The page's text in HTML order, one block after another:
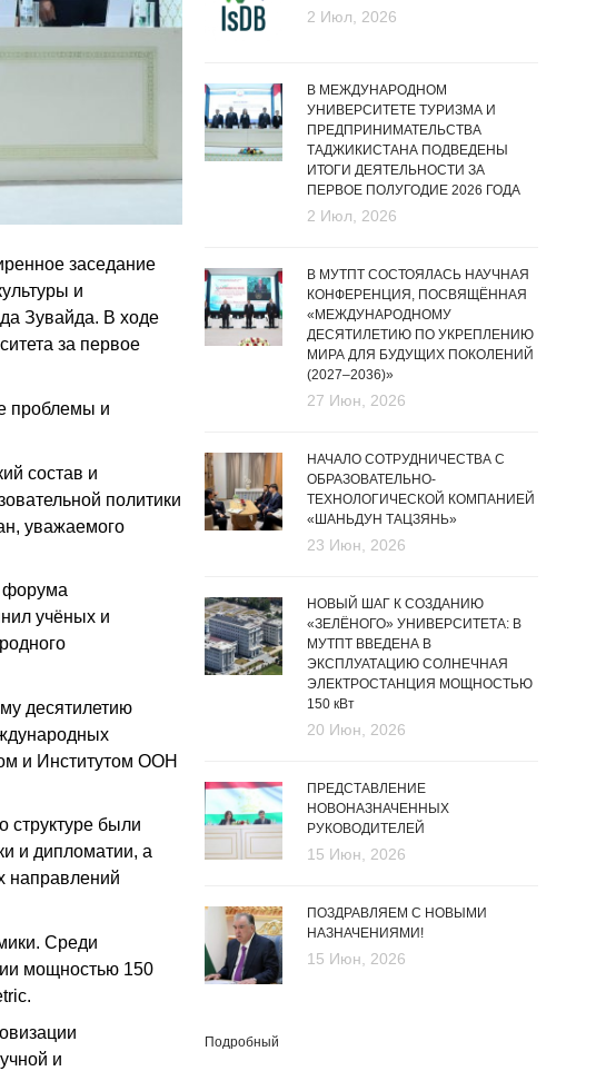
заседание
и
Зувайда. В ходе
за первое
проблемы и
состав и
политики
уважаемого
форума
учёных и
десятилетию
и Институтом ООН
структуре были
и дипломатии, а
направлений
Среди
мощностью 150
и
2 Июл, 2026
В МЕЖДУНАРОДНОМ
УНИВЕРСИТЕТЕ ТУРИЗМА И
ПРЕДПРИНИМАТЕЛЬСТВА
ТАДЖИКИСТАНА ПОДВЕДЕНЫ
ИТОГИ ДЕЯТЕЛЬНОСТИ ЗА
ПЕРВОЕ ПОЛУГОДИЕ 2026 ГОДА
2 Июл, 2026
В МУТПТ СОСТОЯЛАСЬ НАУЧНАЯ
КОНФЕРЕНЦИЯ, ПОСВЯЩЁННАЯ
«МЕЖДУНАРОДНОМУ
ДЕСЯТИЛЕТИЮ ПО УКРЕПЛЕНИЮ
МИРА ДЛЯ БУДУЩИХ ПОКОЛЕНИЙ
(2027–2036)»
27 Июн, 2026
НАЧАЛО СОТРУДНИЧЕСТВА С
ОБРАЗОВАТЕЛЬНО-
ТЕХНОЛОГИЧЕСКОЙ КОМПАНИЕЙ
«ШАНЬДУН ТАЦЗЯНЬ»
23 Июн, 2026
НОВЫЙ ШАГ К СОЗДАНИЮ
«ЗЕЛЁНОГО» УНИВЕРСИТЕТА: В
МУТПТ ВВЕДЕНА В
ЭКСПЛУАТАЦИЮ СОЛНЕЧНАЯ
ЭЛЕКТРОСТАНЦИЯ МОЩНОСТЬЮ
150 кВт
20 Июн, 2026
ПРЕДСТАВЛЕНИЕ
НОВОНАЗНАЧЕННЫХ
РУКОВОДИТЕЛЕЙ
15 Июн, 2026
ПОЗДРАВЛЯЕМ С НОВЫМИ
НАЗНАЧЕНИЯМИ!
15 Июн, 2026
Подробный